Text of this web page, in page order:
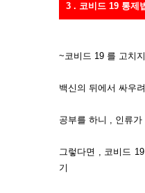
3 . 코비드 19 통제
~코비드 19 를 고치
백신의 뒤에서 싸우
공부를 하니 , 인류
그렇다면 , 코비드
기